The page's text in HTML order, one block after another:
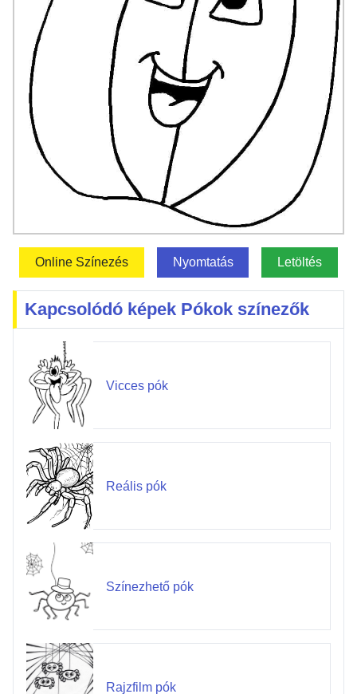
Online Színezés Nyomtatás Letöltés
Kapcsolódó képek Pókok színezők
Vicces pók
Reális pók
Színezhető pók
Rajzfilm pók